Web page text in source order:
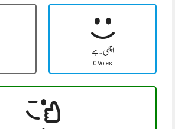
اچھی ہے
0 Votes